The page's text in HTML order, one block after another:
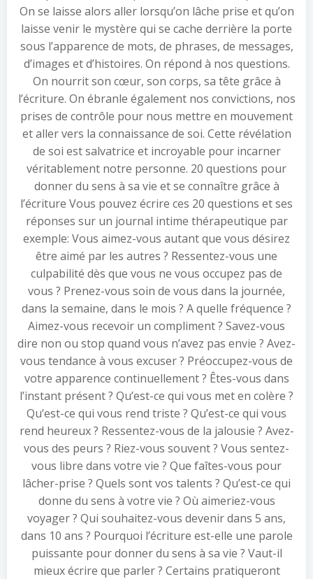
On se laisse alors aller lorsqu’on lâche prise et qu’on
laisse venir le mystère qui se cache derrière la porte
sous l’apparence de mots, de phrases, de messages,
d’images et d’histoires. On répond à nos questions.
On nourrit son cœur, son corps, sa tête grâce à
l’écriture. On ébranle également nos convictions, nos
prises de contrôle pour nous mettre en mouvement
et aller vers la connaissance de soi. Cette révélation
de soi est salvatrice et incroyable pour incarner
véritablement notre personne. 20 questions pour
donner du sens à sa vie et se connaître grâce à
l’écriture Vous pouvez écrire ces 20 questions et ses
réponses sur un journal intime thérapeutique par
exemple: Vous aimez-vous autant que vous désirez
être aimé par les autres ? Ressentez-vous une
culpabilité dès que vous ne vous occupez pas de
vous ? Prenez-vous soin de vous dans la journée,
dans la semaine, dans le mois ? A quelle fréquence ?
Aimez-vous recevoir un compliment ? Savez-vous
dire non ou stop quand vous n’avez pas envie ? Avez-
vous tendance à vous excuser ? Préoccupez-vous de
votre apparence continuellement ? Êtes-vous dans
l’instant présent ? Qu’est-ce qui vous met en colère ?
Qu’est-ce qui vous rend triste ? Qu’est-ce qui vous
rend heureux ? Ressentez-vous de la jalousie ? Avez-
vous des peurs ? Riez-vous souvent ? Vous sentez-
vous libre dans votre vie ? Que faîtes-vous pour
lâcher-prise ? Quels sont vos talents ? Qu’est-ce qui
donne du sens à votre vie ? Où aimeriez-vous
voyager ? Qui souhaitez-vous devenir dans 5 ans,
dans 10 ans ? Pourquoi l’écriture est-elle une parole
puissante pour donner du sens à sa vie ? Vaut-il
mieux écrire que parler ? Certains pratiqueront